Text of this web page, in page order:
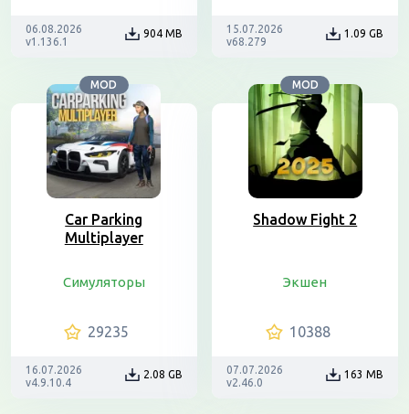
06.08.2026
v1.136.1
904 MB
15.07.2026
v68.279
1.09 GB
MOD
Car Parking
Multiplayer
Симуляторы
29235
16.07.2026
v4.9.10.4
2.08 GB
MOD
Shadow Fight 2
Экшен
10388
07.07.2026
v2.46.0
163 MB